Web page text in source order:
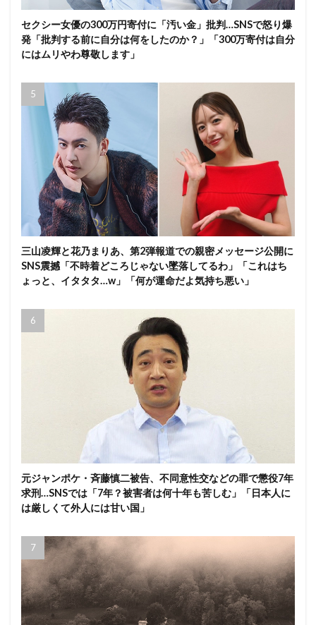
セクシー女優の300万円寄付に「汚い金」批判…SNSで怒り爆
発「批判する前に自分は何をしたのか？」「300万寄付は自分
にはムリやわ尊敬します」
三山凌輝と花乃まりあ、第2弾報道での親密メッセージ公開に
SNS震撼「不時着どころじゃない墜落してるわ」「これはち
ょっと、イタタタ…w」「何が運命だよ気持ち悪い」
元ジャンポケ・斉藤慎二被告、不同意性交などの罪で懲役7年
求刑…SNSでは「7年？被害者は何十年も苦しむ」「日本人に
は厳しくて外人には甘い国」